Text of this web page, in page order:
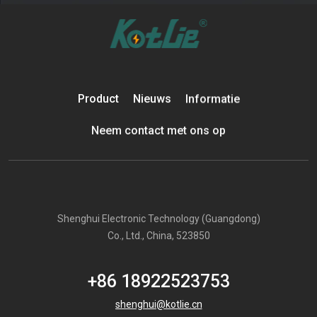
Product Nieuws Informatie
Neem contact met ons op
Shenghui Electronic Technology (Guangdong)
Co., Ltd., China, 523850
+86 18922523753
shenghui@kotlie.cn